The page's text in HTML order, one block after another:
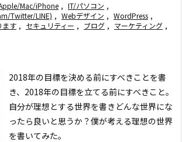
Mac/iPhone , IT/パソコン ,
Twitter/LINE) , Webデザイン , WordPress ,
ます , セキュリティー , ブログ , マーケティング ,
2018年の目標を決める前にすべきことを書
き、 2018年の目標を立てる前にすべきこと。
自分が理想とする世界を書きどんな世界にな
ったら良いと思うか？僕が考える理想の世界
を書いてみた。